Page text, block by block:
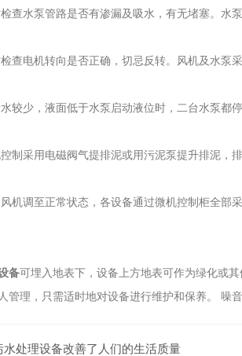
水泵管路是否有渗漏及吸水，有无堵塞。水泵
电机转向是否正确，切忌反转。风机及水泵
少，液面低于水泵启动液位时，二台水泵都停
采用电磁阀气提排泥或用污泥泵提升排泥，
调至正常状态，各设备通过微机控制柜全部采
备可埋入地表下，设备上方地表可作为绿化或
管理，只需适时地对设备进行维护和保养。 噪
水处理设备改善了人们的生活质量